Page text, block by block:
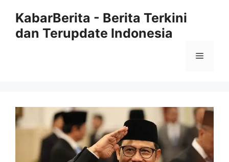
KabarBerita - Berita Terkini
dan Terupdate Indonesia
Menu